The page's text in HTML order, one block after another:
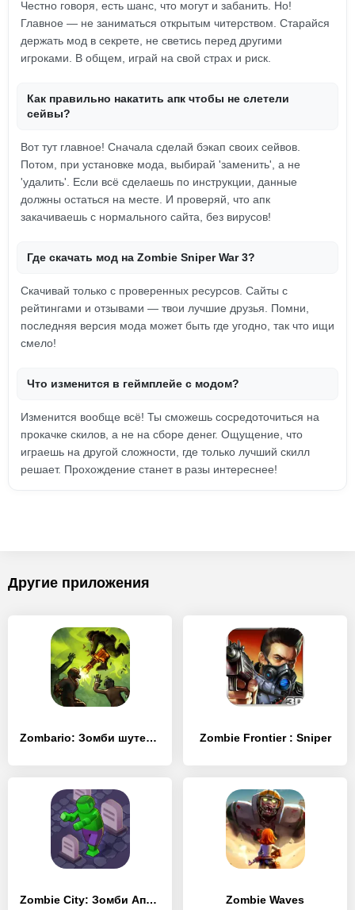
Честно говоря, есть шанс, что могут и забанить. Но!
Главное — не заниматься открытым читерством. Старайся
держать мод в секрете, не светись перед другими
игроками. В общем, играй на свой страх и риск.
Как правильно накатить апк чтобы не слетели
сейвы?
Вот тут главное! Сначала сделай бэкап своих сейвов.
Потом, при установке мода, выбирай 'заменить', а не
'удалить'. Если всё сделаешь по инструкции, данные
должны остаться на месте. И проверяй, что апк
закачиваешь с нормального сайта, без вирусов!
Где скачать мод на Zombie Sniper War 3?
Скачивай только с проверенных ресурсов. Сайты с
рейтингами и отзывами — твои лучшие друзья. Помни,
последняя версия мода может быть где угодно, так что ищи
смело!
Что изменится в геймплейе с модом?
Изменится вообще всё! Ты сможешь сосредоточиться на
прокачке скилов, а не на сборе денег. Ощущение, что
играешь на другой сложности, где только лучший скилл
решает. Прохождение станет в разы интереснее!
Другие приложения
Zombario: Зомби шутер! Останови зомби-апокалипсис Zombie Frontier : Sniper
Zombie City: Зомби Апокалипсис Zombie Waves